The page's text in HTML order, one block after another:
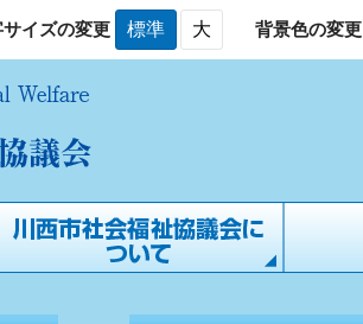
イズの変更 標準 大 背景色の変更